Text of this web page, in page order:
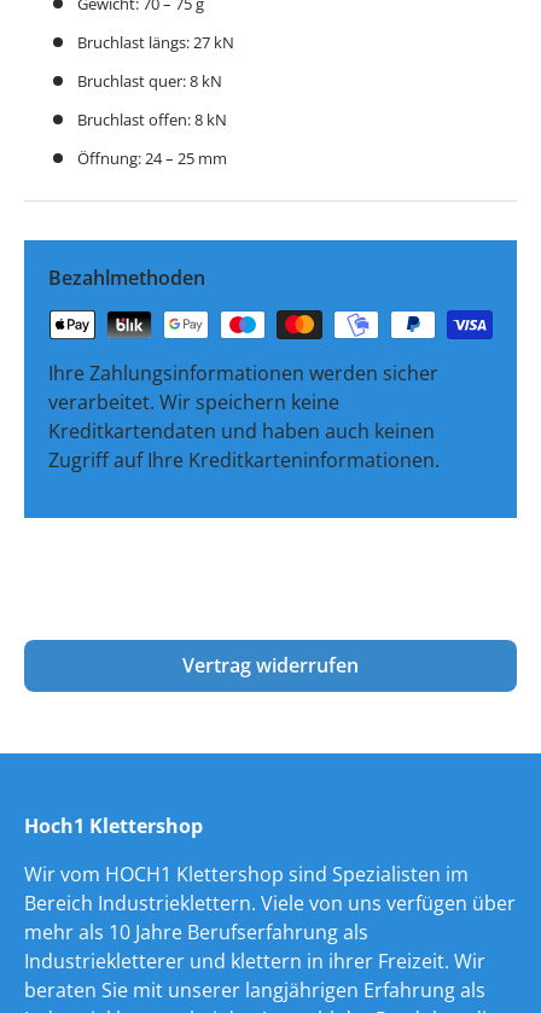
Bruchlast längs: 27 kN
Bruchlast quer: 8 kN
Bruchlast offen: 8 kN
Öffnung: 24 – 25 mm
Bezahlmethoden
Ihre Zahlungsinformationen werden sicher
verarbeitet. Wir speichern keine
Kreditkartendaten und haben auch keinen
Zugriff auf Ihre Kreditkarteninformationen.
Vertrag widerrufen
Hoch1 Klettershop
Wir vom HOCH1 Klettershop sind Spezialisten im
Bereich Industrieklettern. Viele von uns verfügen über
mehr als 10 Jahre Berufserfahrung als
Industriekletterer und klettern in ihrer Freizeit. Wir
beraten Sie mit unserer langjährigen Erfahrung als